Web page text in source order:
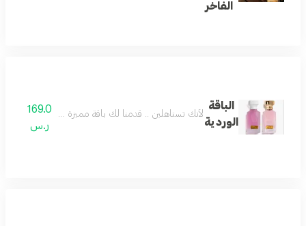
الفاخر
الباقة
الوردية
لأنك تستاهلين .. قدمنا لك باقة مميزة وفريدة
169.0
ر.س